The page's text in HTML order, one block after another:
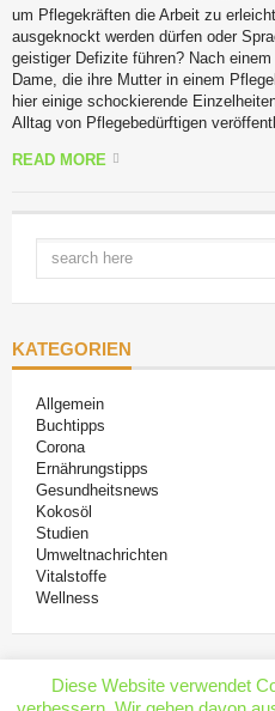
um Pflegekräften die Arbeit zu
ausgeknockt werden dürfen oder
geistiger Defizite führen? Nach
Dame, die ihre Mutter in einem
hier einige schockierende
Alltag von Pflegebedürftigen
READ MORE
KATEGORIEN
Allgemein
Buchtipps
Corona
Ernährungstipps
Gesundheitsnews
Kokosöl
Studien
Umweltnachrichten
Vitalstoffe
Wellness
Diese Website verwendet